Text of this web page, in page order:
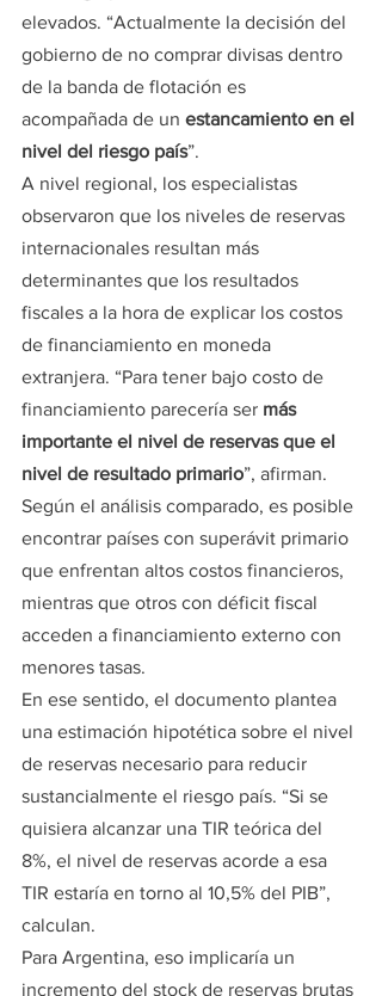
elevados. “Actualmente la decisión del
gobierno de no comprar divisas dentro
de la banda de flotación es
acompañada de un estancamiento en el
nivel del riesgo país”.
A nivel regional, los especialistas
observaron que los niveles de reservas
internacionales resultan más
determinantes que los resultados
fiscales a la hora de explicar los costos
de financiamiento en moneda
extranjera. “Para tener bajo costo de
financiamiento parecería ser más
importante el nivel de reservas que el
nivel de resultado primario”, afirman.
Según el análisis comparado, es posible
encontrar países con superávit primario
que enfrentan altos costos financieros,
mientras que otros con déficit fiscal
acceden a financiamiento externo con
menores tasas.
En ese sentido, el documento plantea
una estimación hipotética sobre el nivel
de reservas necesario para reducir
sustancialmente el riesgo país. “Si se
quisiera alcanzar una TIR teórica del
8%, el nivel de reservas acorde a esa
TIR estaría en torno al 10,5% del PIB”,
calculan.
Para Argentina, eso implicaría un
incremento del stock de reservas brutas